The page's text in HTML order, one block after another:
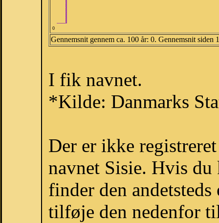
0
Gennemsnit gennem ca. 100 år: 0. Gennemsnit siden
I fik navnet.
*Kilde: Danmarks
Der er ikke
navnet Sisie. Hvis
finder den
tilføje den nedenfor